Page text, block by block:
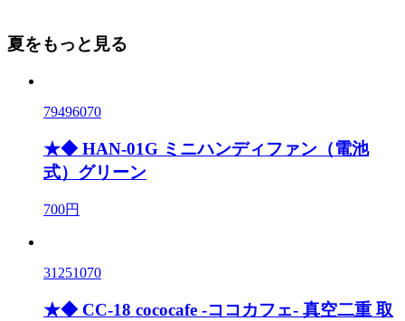
夏をもっと見る
79496070
★◆ HAN-01G ミニハンディファン（電池
式）グリーン
700円
31251070
★◆ CC-18 cococafe -ココカフェ- 真空二重 取